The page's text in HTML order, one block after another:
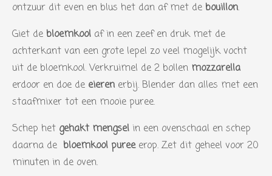
ontzuur dit even en blus het dan af met de bouillon.
Giet de bloemkool af in een zeef en druk met de
achterkant van een grote lepel zo veel mogelijk vocht
uit de bloemkool. Verkruimel de 2 bollen mozzarella
erdoor en doe de eieren erbij. Blender dan alles met een
staafmixer tot een mooie puree.
Schep het gehakt mengsel in een ovenschaal en schep
daarna de bloemkool pureeerop. Zet dit geheel voor 20
minuten in de oven.